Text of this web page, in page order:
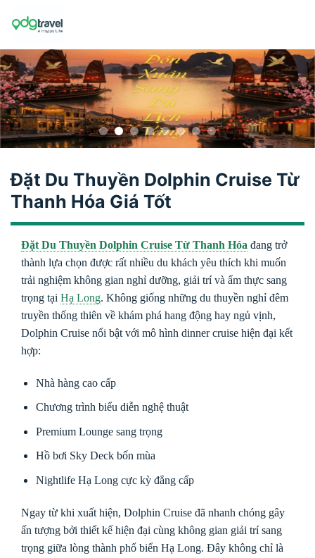
Đặt Du Thuyền Dolphin Cruise Từ
Thanh Hóa Giá Tốt
Đặt Du Thuyền Dolphin Cruise Từ Thanh Hóa đang trở
thành lựa chọn được rất nhiều du khách yêu thích khi muốn
trải nghiệm không gian nghỉ dưỡng, giải trí và ẩm thực sang
trọng tại Hạ Long. Không giống những du thuyền nghỉ đêm
truyền thống thiên về khám phá hang động hay ngủ vịnh,
Dolphin Cruise nổi bật với mô hình dinner cruise hiện đại kết
hợp:
Nhà hàng cao cấp
Chương trình biểu diễn nghệ thuật
Premium Lounge sang trọng
Hồ bơi Sky Deck bốn mùa
Nightlife Hạ Long cực kỳ đẳng cấp
Ngay từ khi xuất hiện, Dolphin Cruise đã nhanh chóng gây
ấn tượng bởi thiết kế hiện đại cùng không gian giải trí sang
trọng giữa lòng thành phố biển Hạ Long. Đây không chỉ là